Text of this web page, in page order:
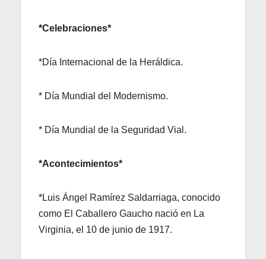
*Celebraciones*
*Día Internacional de la Heráldica.
* Día Mundial del Modernismo.
* Día Mundial de la Seguridad Vial.
*Acontecimientos*
*Luis Ángel Ramírez Saldarriaga, conocido
como El Caballero Gaucho nació en La
Virginia, el 10 de junio de 1917.